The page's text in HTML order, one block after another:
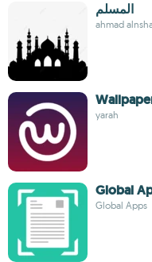
المسلم
ahmad
yarah
Global
Global Apps